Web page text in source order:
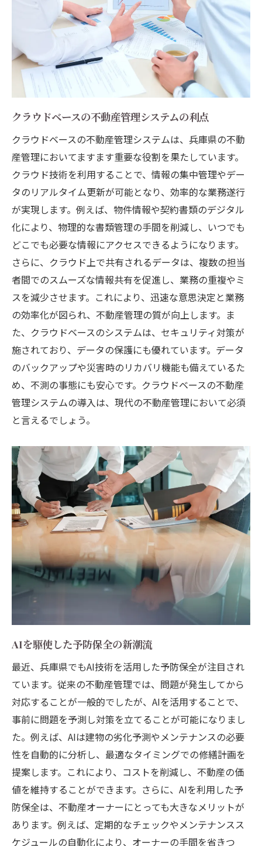
クラウドベースの不動産管理システムの利点
クラウドベースの不動産管理システムは、兵庫県の不動
産管理においてますます重要な役割を果たしています。
クラウド技術を利用することで、情報の集中管理やデー
タのリアルタイム更新が可能となり、効率的な業務遂行
が実現します。例えば、物件情報や契約書類のデジタル
化により、物理的な書類管理の手間を削減し、いつでも
どこでも必要な情報にアクセスできるようになります。
さらに、クラウド上で共有されるデータは、複数の担当
者間でのスムーズな情報共有を促進し、業務の重複やミ
スを減少させます。これにより、迅速な意思決定と業務
の効率化が図られ、不動産管理の質が向上します。ま
た、クラウドベースのシステムは、セキュリティ対策が
施されており、データの保護にも優れています。データ
のバックアップや災害時のリカバリ機能も備えているた
め、不測の事態にも安心です。クラウドベースの不動産
管理システムの導入は、現代の不動産管理において必須
と言えるでしょう。
AIを駆使した予防保全の新潮流
最近、兵庫県でもAI技術を活用した予防保全が注目され
ています。従来の不動産管理では、問題が発生してから
対応することが一般的でしたが、AIを活用することで、
事前に問題を予測し対策を立てることが可能になりまし
た。例えば、AIは建物の劣化予測やメンテナンスの必要
性を自動的に分析し、最適なタイミングでの修繕計画を
提案します。これにより、コストを削減し、不動産の価
値を維持することができます。さらに、AIを利用した予
防保全は、不動産オーナーにとっても大きなメリットが
あります。例えば、定期的なチェックやメンテナンスス
ケジュールの自動化により、オーナーの手間を省きつ